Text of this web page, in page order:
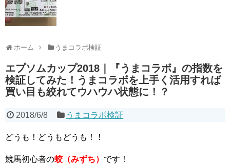
ホーム うまコラボ検証
エプソムカップ2018｜『うまコラボ』の指数を
検証してみた！うまコラボを上手く活用すれば
買い目も絞れてウハウハ状態に！？
2018/6/8 うまコラボ検証
どうも！どうもどうも！！
競馬初心者の蛟（みずち） です！